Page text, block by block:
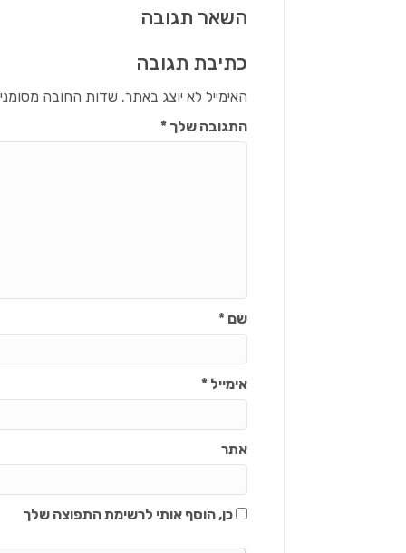
השאר תגובה
כתיבת תגובה
האימייל לא יוצג באתר. שדות החובה
התגובה שלך*
שם*
אימייל*
אתר
כן, הוסף אותי לרשימת התפוצה שלך